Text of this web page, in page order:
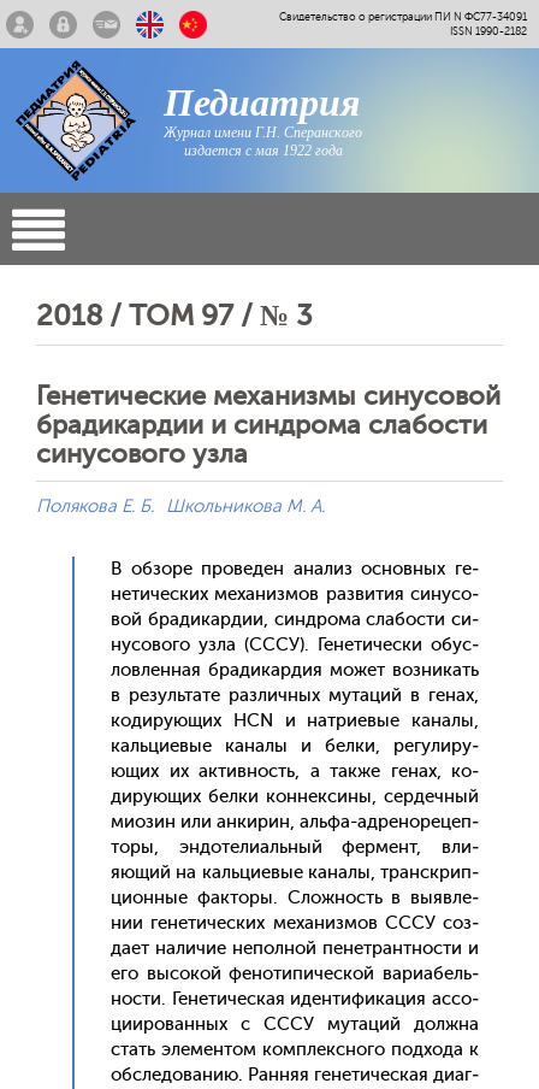
Свидетельство о регистрации ПИ N ФС77-34091
ISSN 1990-2182
Педиатрия
Журнал имени Г.Н. Сперанского
издается с мая 1922 года
2018 / ТОМ 97 / № 3
Генетические механизмы синусовой
брадикардии и синдрома слабости
синусового узла
Полякова Е. Б. Школьникова М. А.
В об­зо­ре про­веден ана­лиз ос­новных ге­
нети­чес­ких ме­ханиз­мов раз­ви­тия си­нусо­
вой бра­дикар­дии, син­дро­ма сла­бос­ти си­
нусо­вого уз­ла (СССУ). Ге­нети­чес­ки обус­
ловлен­ная бра­дикар­дия мо­жет воз­ни­кать
в ре­зуль­та­те раз­личных му­таций в ге­нах,
ко­диру­ющих HCN и нат­ри­евые ка­налы,
каль­ци­евые ка­налы и бел­ки, ре­гули­ру­
ющих их ак­тивность, а так­же ге­нах, ко­
диру­ющих бел­ки кон­некси­ны, сер­дечный
ми­озин или ан­ки­рин, аль­фа-ад­ре­норе­цеп­
то­ры, эн­до­тели­аль­ный фер­мент, вли­
яющий на каль­ци­евые ка­налы, транс­крип­
ци­он­ные фак­то­ры. Слож­ность в вы­яв­ле­
нии ге­нети­чес­ких ме­ханиз­мов СССУ соз­
да­ет на­личие не­пол­ной пе­нет­ран­тнос­ти и
его вы­сокой фе­ноти­пичес­кой ва­ри­абель­
нос­ти. Ге­нети­чес­кая иден­ти­фика­ция ас­со­
ци­иро­ван­ных с СССУ му­таций дол­жна
стать эле­мен­том ком­плексно­го под­хо­да к
об­сле­дова­нию. Ран­няя ге­нети­чес­кая ди­аг­